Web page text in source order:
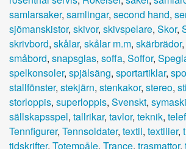
samlarsaker, samlingar, second hand,
sjömanskistor, skivor, skivspelare, Skor,
skrivbord, skålar, skålar m.m, skärbrädor,
småbord, snapsglas, soffa, Soffor,
spelkonsoler, spjälsäng, sportartiklar,
stallfönster, stekjärn, stenkakor, stereo,
storloppis, superloppis, Svenskt,
sällskapsspel, tallrikar, tavlor, teknik,
Tennfigurer, Tennsoldater, textil, textilier,
tidskrifter, Totempåle, Trance, trasmattor,